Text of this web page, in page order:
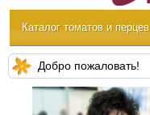
Каталог томатов и перцев
Добро пожаловать!